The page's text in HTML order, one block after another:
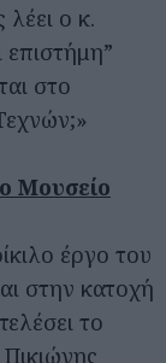
ο κ.
στο
Μουσείο
έργο του
στην κατοχή
το